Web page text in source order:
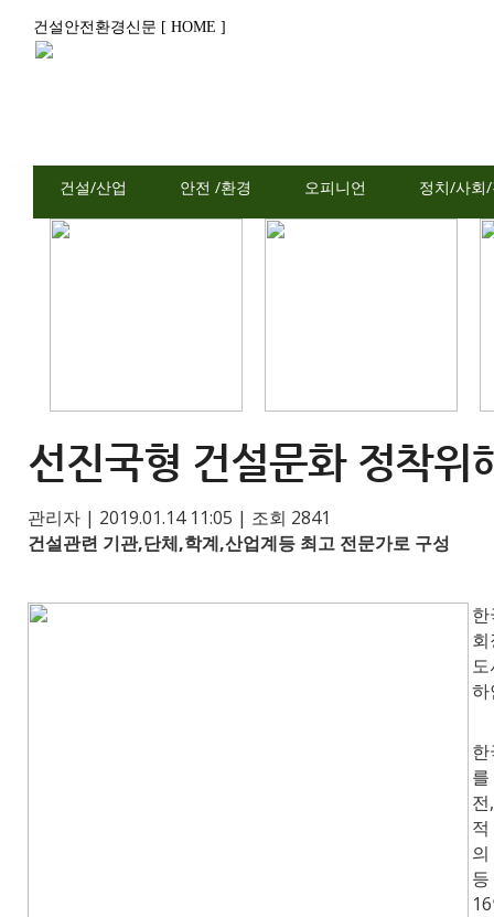
건설안전환경신문 [ HOME ]
건설/산업 안전 /환경 오피니언 정치/사회
선진국형 건설문화 정착위
관리자 | 2019.01.14 11:05 | 조회 2841
건설관련 기관,단체,학계,산업계등 최고 전문가로 구성
도
하